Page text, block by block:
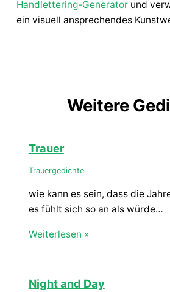
Handlettering-Generatorund
ein visuell ansprechendes
Weitere
Trauer
Trauergedichte
wie kann es sein, dass die
es fühlt sich so an als würde…
Weiterlesen »
Night and Day